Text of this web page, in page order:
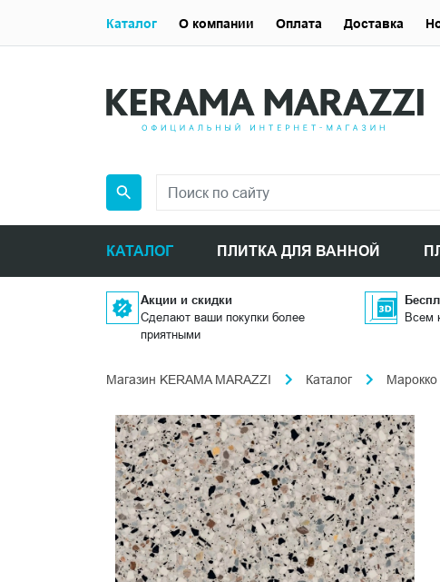
КАТАЛОГ ПЛИТКА ДЛЯ ВАННОЙ
Каталог О компании Оплата Доставка
Акции и скидки
Сделают ваши покупки более
приятными
Всем
Магазин KERAMA MARAZZI Каталог Марокко